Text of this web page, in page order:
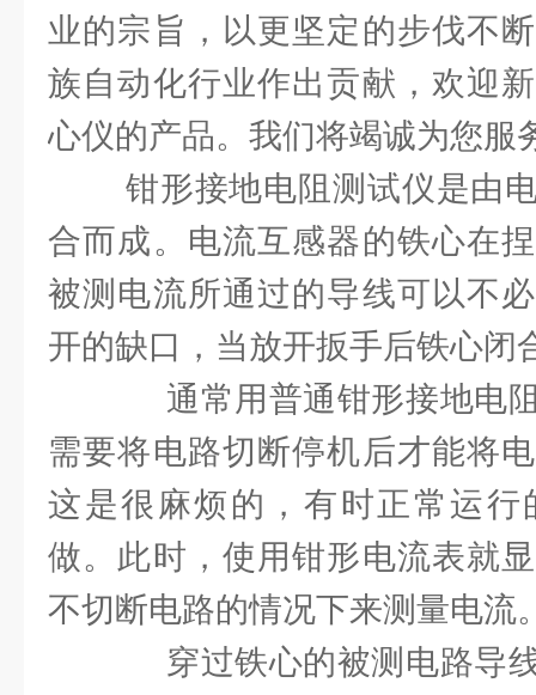
业的宗旨，以更坚定的步伐不
族自动化行业作出贡献，欢迎
心仪的产品。我们将竭诚为您服
钳形接地电阻测试仪是由
合而成。电流互感器的铁心在
被测电流所通过的导线可以不
开的缺口，当放开扳手后铁心闭
通常用普通钳形接地电
需要将电路切断停机后才能将
这是很麻烦的，有时正常运行
做。此时，使用钳形电流表就
不切断电路的情况下来测量电流
穿过铁心的被测电路导